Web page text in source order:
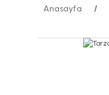
Anasayfa